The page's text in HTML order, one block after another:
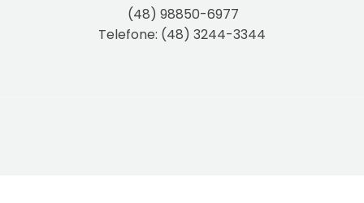
(48) 98850-6977
Telefone: (48) 3244-3344